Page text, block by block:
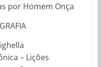
por Homem Onça
– Lições